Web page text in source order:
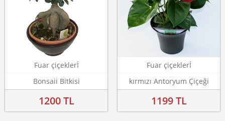
Fuar çiçeklerİ
Bonsaii Bitkisi
1200 TL
Fuar çiçeklerİ
kırmızı Antoryum Çiçeği
1199 TL